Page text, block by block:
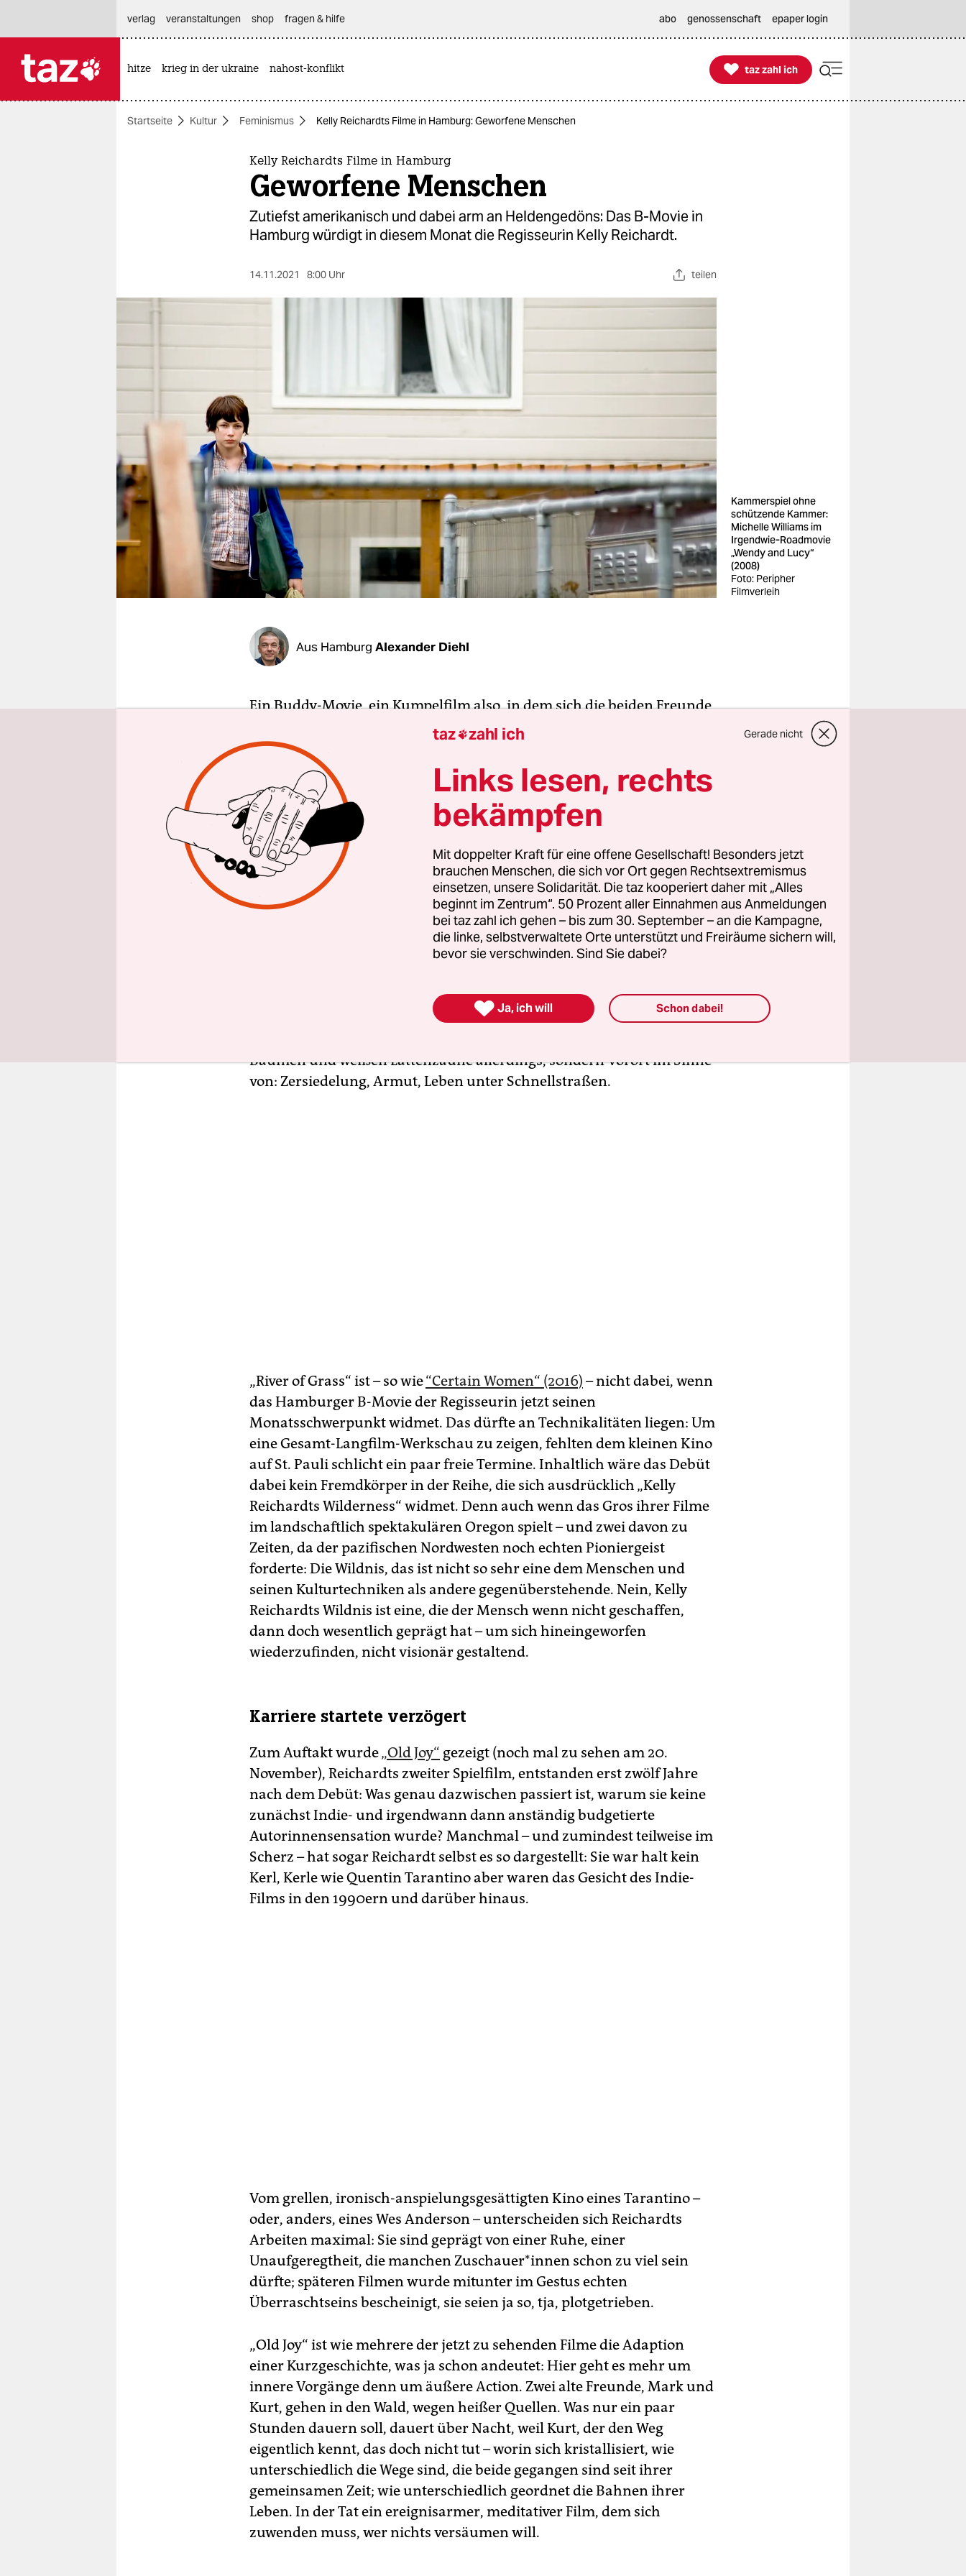
themen
berlin
wahrheit
verlag
verlag
veranstaltungen
shop
fragen & hilfe
unterstützen
abo
verlag
veranstaltungen shop fragen & hilfe abo genossenschaft epaper login
hitze krieg in der ukraine nahost-konflikt 
taz zahl ich
taz zahl ich
Startseite Kultur Feminismus Kelly Reichardts Filme in Hamburg: Geworfene Menschen
Kelly Reichardts Filme in Hamburg
Geworfene Menschen
Zutiefst amerikanisch und dabei arm an Heldengedöns: Das B-Movie in
Hamburg würdigt in diesem Monat die Regisseurin Kelly Reichardt.
14.11.2021 8:00 Uhr teilen
Kammerspiel ohne
schützende Kammer:
Michelle Williams im
Irgendwie-Roadmovie
„Wendy and Lucy“
(2008)
Foto: Peripher
Filmverleih
Aus Hamburg Alexander Diehl
Ein Buddy-Movie, ein Kumpelfilm also, in dem sich die beiden Freunde
fremd geworden sind. Ein Roadmovie, dessen Protagonistin auf
halbem Wege liegen bleibt, grob gesagt: Das Auto streikt, ihr Geld
reicht nicht für irgendwelche Unvorhergesehenheiten, und der Hund
ist auch noch weg. Western, die alle Zutaten des Genres haben,
eigentlich – aber doch immer merkwürdig damit fremdeln. Ein Thriller
im umweltaktivistischen Milieu, im dem es auch knirscht, was die
Konventionen von Plot oder Spannung angeht.
Die Filme von Kelly Reichardt lassen sich lesen als ein subversives
Umgehen mit allerlei Standards und Formen: denen des Hollywood-,
aber auch denen des US-amerikanischen Independent-Kinos, in dem
der Regelverstoß – oder zumindest -beugung – ihrerseits ja längst
eben dort eine glänzende Karriere bevor:Ihr Debüt, „River of Grass“,
war 1994 eine erkennbar billig entstandene, seinerzeit so beliebte
Bäumen und weißen Lattenzäune allerdings, sondern Vorort im Sinne
von: Zersiedelung, Armut, Leben unter Schnellstraßen.
„River of Grass“ ist – so wie“Certain Women“ (2016) – nicht dabei, wenn
das Hamburger B-Movie der Regisseurin jetzt seinen
Monatsschwerpunkt widmet. Das dürfte an Technikalitäten liegen: Um
eine Gesamt-Langfilm-Werkschau zu zeigen, fehlten dem kleinen Kino
auf St. Pauli schlicht ein paar freie Termine. Inhaltlich wäre das Debüt
dabei kein Fremdkörper in der Reihe, die sich ausdrücklich „Kelly
Reichardts Wilderness“ widmet. Denn auch wenn das Gros ihrer Filme
im landschaftlich spektakulären Oregon spielt – und zwei davon zu
Zeiten, da der pazifischen Nordwesten noch echten Pioniergeist
forderte: Die Wildnis, das ist nicht so sehr eine dem Menschen und
seinen Kulturtechniken als andere gegenüberstehende. Nein, Kelly
Reichardts Wildnis ist eine, die der Mensch wenn nicht geschaffen,
dann doch wesentlich geprägt hat – um sich hineingeworfen
wiederzufinden, nicht visionär gestaltend.
Karriere startete verzögert
Zum Auftakt wurde„Old Joy“ gezeigt (noch mal zu sehen am 20.
November), Reichardts zweiter Spielfilm, entstanden erst zwölf Jahre
nach dem Debüt: Was genau dazwischen passiert ist, warum sie keine
zunächst Indie- und irgendwann dann anständig budgetierte
Autorinnensensation wurde? Manchmal – und zumindest teilweise im
Scherz – hat sogar Reichardt selbst es so dargestellt: Sie war halt kein
Kerl, Kerle wie Quentin Tarantino aber waren das Gesicht des Indie-
Films in den 1990ern und darüber hinaus.
Vom grellen, ironisch-anspielungsgesättigten Kino eines Tarantino –
oder, anders, eines Wes Anderson – unterscheiden sich Reichardts
Arbeiten maximal: Sie sind geprägt von einer Ruhe, einer
Unaufgeregtheit, die manchen Zu­schaue­r*in­nen schon zu viel sein
dürfte; späteren Filmen wurde mitunter im Gestus echten
Überraschtseins bescheinigt, sie seien ja so, tja, plotgetrieben.
„Old Joy“ ist wie mehrere der jetzt zu sehenden Filme die Adaption
einer Kurzgeschichte, was ja schon andeutet: Hier geht es mehr um
innere Vorgänge denn um äußere Action. Zwei alte Freunde, Mark und
Kurt, gehen in den Wald, wegen heißer Quellen. Was nur ein paar
Stunden dauern soll, dauert über Nacht, weil Kurt, der den Weg
eigentlich kennt, das doch nicht tut – worin sich kristallisiert, wie
unterschiedlich die Wege sind, die beide gegangen sind seit ihrer
gemeinsamen Zeit; wie unterschiedlich geordnet die Bahnen ihrer
Leben. In der Tat ein ereignisarmer, meditativer Film, dem sich
zuwenden muss, wer nichts versäumen will.
taz zahl ich Gerade nicht
Links lesen, rechts
bekämpfen
Mit doppelter Kraft für eine offene Gesellschaft! Besonders jetzt
brauchen Menschen, die sich vor Ort gegen Rechtsextremismus
einsetzen, unsere Solidarität. Die taz kooperiert daher mit „Alles
beginnt im Zentrum“. 50 Prozent aller Einnahmen aus Anmeldungen
bei taz zahl ich gehen – bis zum 30. September – an die Kampagne,
die linke, selbstverwaltete Orte unterstützt und Freiräume sichern will,
bevor sie verschwinden. Sind Sie dabei?
 Ja, ich will Schon dabei!